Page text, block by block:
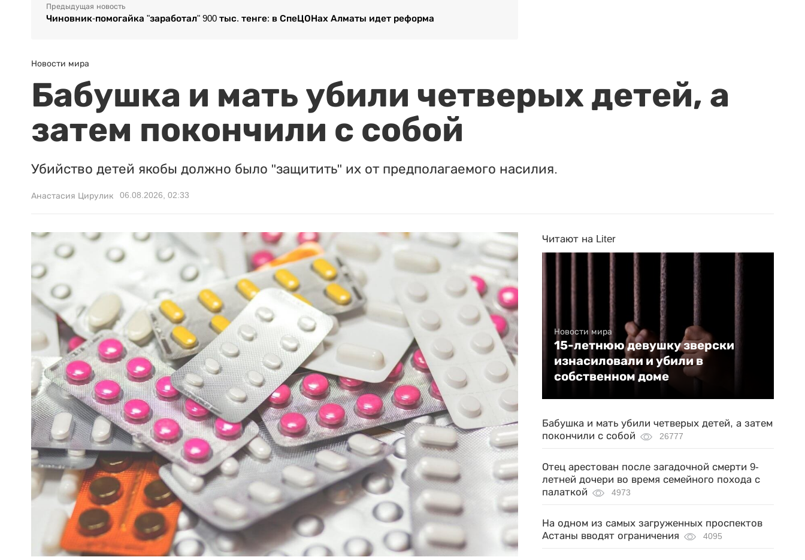
Предыдущая новость
Чиновник-помогайка "заработал" 900 тыс. тенге: в СпеЦОНах Алматы идет реформа
Новости мира
Бабушка и мать убили четверых детей, а
затем покончили с собой
Убийство детей якобы должно было "защитить" их от предполагаемого насилия.
Анастасия Цирулик 06.08.2026, 02:33
Читают на Liter
Новости мира
15-летнюю девушку зверски
изнасиловали и убили в
собственном доме
Бабушка и мать убили четверых детей, а затем
покончили с собой
26777
Отец арестован после загадочной смерти 9-
летней дочери во время семейного похода с
палаткой
4973
На одном из самых загруженных проспектов
Астаны вводят ограничения
4095